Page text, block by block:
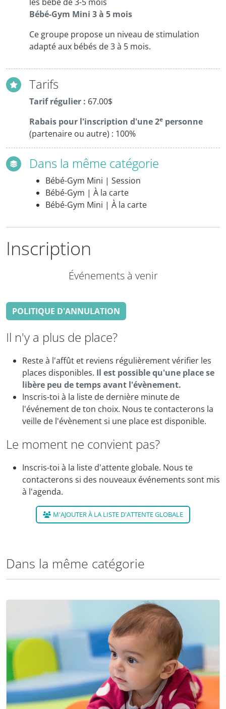
Bébé-Gym Mini 3 à 5 mois
Ce groupe propose un niveau de stimulation
adapté aux bébés de 3 à 5 mois.
Tarifs
Tarif régulier : 67.00$
Rabais pour l'inscription d'une 2e personne
(partenaire ou autre) : 100%
Dans la même catégorie
Bébé-Gym Mini | Session
Bébé-Gym | À la carte
Bébé-Gym Mini | À la carte
Inscription
Événements à venir
POLITIQUE D'ANNULATION
Il n'y a plus de place?
Reste à l'affût et reviens régulièrement vérifier les
places disponibles. Il est possible qu'une place se
libère peu de temps avant l'évènement.
Inscris-toi à la liste de dernière minute de
l'événement de ton choix. Nous te contacterons la
veille de l'évènement si une place est disponible.
Le moment ne convient pas?
Inscris-toi à la liste d'attente globale. Nous te
contacterons si des nouveaux événements sont mis
à l'agenda.
M'AJOUTER À LA LISTE D'ATTENTE GLOBALE
Dans la même catégorie